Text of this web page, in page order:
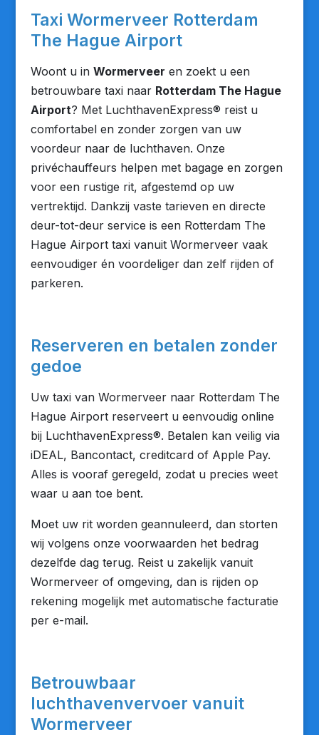
Taxi Wormerveer Rotterdam
The Hague Airport
Woont u in Wormerveer en zoekt u een
betrouwbare taxi naar Rotterdam The Hague
Airport? Met LuchthavenExpress® reist u
comfortabel en zonder zorgen van uw
voordeur naar de luchthaven. Onze
privéchauffeurs helpen met bagage en zorgen
voor een rustige rit, afgestemd op uw
vertrektijd. Dankzij vaste tarieven en directe
deur-tot-deur service is een Rotterdam The
Hague Airport taxi vanuit Wormerveer vaak
eenvoudiger én voordeliger dan zelf rijden of
parkeren.
Reserveren en betalen zonder
gedoe
Uw taxi van Wormerveer naar Rotterdam The
Hague Airport reserveert u eenvoudig online
bij LuchthavenExpress®. Betalen kan veilig via
iDEAL, Bancontact, creditcard of Apple Pay.
Alles is vooraf geregeld, zodat u precies weet
waar u aan toe bent.
Moet uw rit worden geannuleerd, dan storten
wij volgens onze voorwaarden het bedrag
dezelfde dag terug. Reist u zakelijk vanuit
Wormerveer of omgeving, dan is rijden op
rekening mogelijk met automatische facturatie
per e-mail.
Betrouwbaar
luchthavenvervoer vanuit
Wormerveer